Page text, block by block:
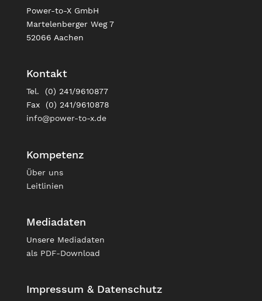
Power-to-X GmbH
Martelenberger Weg 7
52066 Aachen
Kontakt
Tel. (0) 241/9610877
Fax (0) 241/9610878
info@power-to-x.de
Kompetenz
Über uns
Leitlinien
Mediadaten
Unsere Mediadaten
als PDF-Download
Impressum & Datenschutz